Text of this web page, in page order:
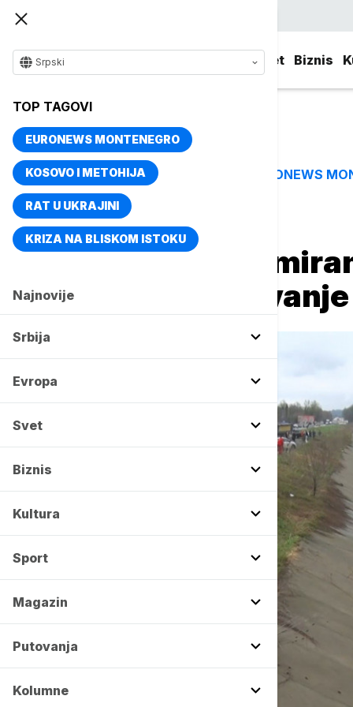
Svet Biznis
Srpski
TOP TAGOVI
EURONEWS MONTENEGRO
KOSOVO I METOHIJA
RAT U UKRAJINI
KRIZA NA BLISKOM ISTOKU
Najnovije
Srbija
Evropa
Svet
Biznis
Kultura
Sport
Magazin
Putovanja
Kolumne
TOP TAGOVI EURONEWS
Naslovna Evropa
U Orahovici
grada zbog